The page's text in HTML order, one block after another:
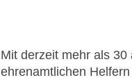
Mit derzeit mehr als
ehrenamtlichen